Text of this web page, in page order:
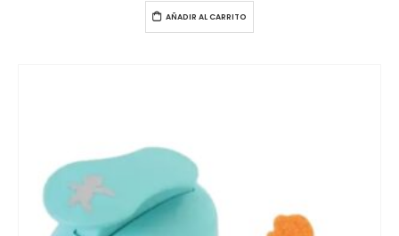
AÑADIR AL CARRITO